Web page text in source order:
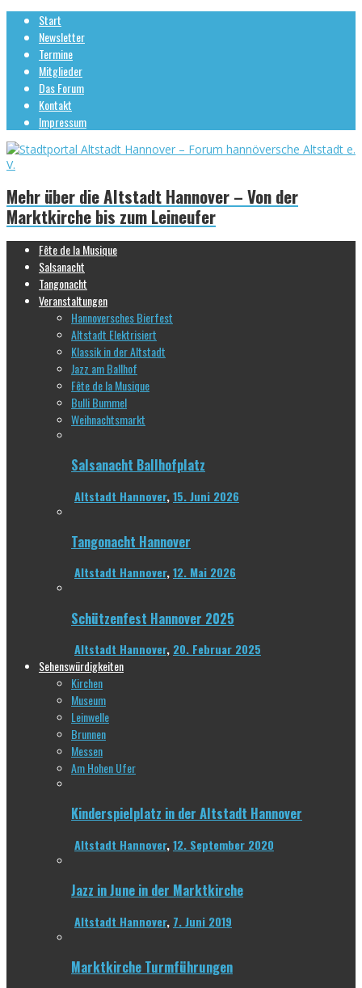
Start
Newsletter
Termine
Mitglieder
Das Forum
Kontakt
Impressum
Mehr über die Altstadt Hannover – Von der
Marktkirche bis zum Leineufer
Fête de la Musique
Salsanacht
Tangonacht
Veranstaltungen
Hannoversches Bierfest
Altstadt Elektrisiert
Klassik in der Altstadt
Jazz am Ballhof
Fête de la Musique
Bulli Bummel
Weihnachtsmarkt
Salsanacht Ballhofplatz
Altstadt Hannover,15. Juni 2026
Tangonacht Hannover
Altstadt Hannover,12. Mai 2026
Schützenfest Hannover 2025
Altstadt Hannover, 20. Februar 2025
Sehenswürdigkeiten
Kirchen
Museum
Leinwelle
Brunnen
Messen
Am Hohen Ufer
Kinderspielplatz in der Altstadt Hannover
Altstadt Hannover,12. September 2020
Jazz in June in der Marktkirche
Altstadt Hannover, 7. Juni 2019
Marktkirche Turmführungen